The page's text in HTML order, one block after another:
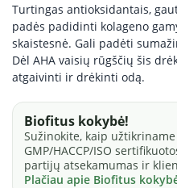
Turtingas antioksidantais,
padės padidinti kolageno
skaistesnė. Gali padėti
Dėl AHA vaisių rūgščių šis
atgaivinti ir drėkinti odą.
Biofitus kokybė!
Sužinokite, kaip
GMP/HACCP/ISO
partijų atsekamumas ir
Plačiau apie Biofitus